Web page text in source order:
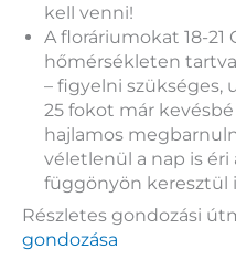
kell venni!
A floráriumokat 18-21
hőmérsékleten
– figyelni szükséges,
25 fokot már
hajlamos
véletlenül a nap is éri
függönyön keresztül
Részletes gondozási
gondozása